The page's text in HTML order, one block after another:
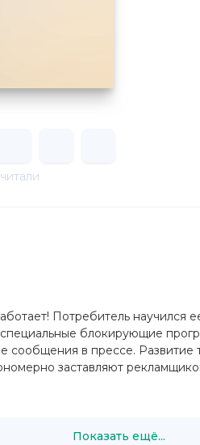
Потребитель научился
блокирующие
сообщения в прессе. Развитие
заставляют
Показать ещё...